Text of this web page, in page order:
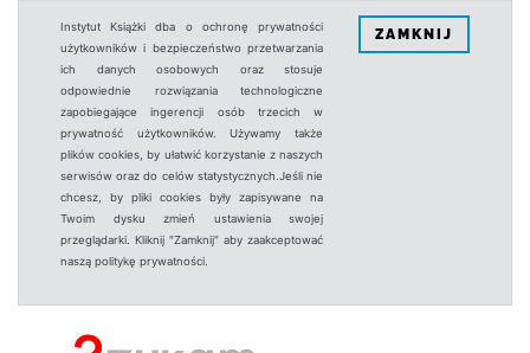
Instytut Książki dba o ochronę prywatności
użytkowników i bezpieczeństwo przetwarzania
ich danych osobowych oraz stosuje
odpowiednie rozwiązania technologiczne
zapobiegające ingerencji osób trzecich w
prywatność użytkowników. Używamy także
plików cookies, by ułatwić korzystanie z naszych
serwisów oraz do celów statystycznych.Jeśli nie
chcesz, by pliki cookies były zapisywane na
Twoim dysku zmień ustawienia swojej
przeglądarki. Kliknij "Zamknij" aby zaakceptować
naszą politykę prywatności.
ZAMKNIJ